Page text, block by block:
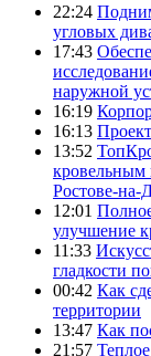
22:24
угловых
17:43
наружной
16:19
16:13
13:52
кровельным
Ростове-на-
12:01
улучшение
11:33
гладкости
00:42 Как
территории
13:47 Как
21:57